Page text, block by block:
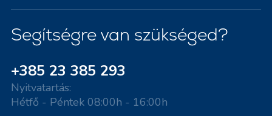
Segítségre van szükséged?
+385 23 385 293
Nyitvatartás:
Hétfő - Péntek 08:00h - 16:00h